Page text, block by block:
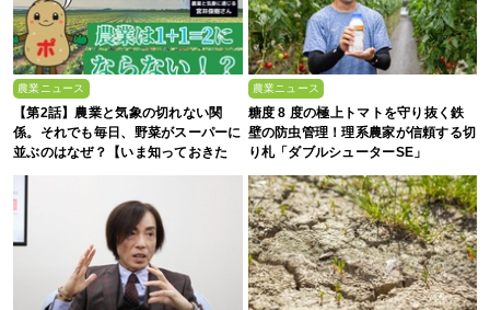
農業ニュース
【第2話】農業と気象の切れない関
係。それでも毎日、野菜がスーパーに
並ぶのはなぜ？【いま知っておきた
い、これからの”食”の話】
農業ニュース
糖度 8 度の極上トマトを守り抜く鉄
壁の防虫管理！理系農家が信頼する切
り札「ダブルシューターSE」